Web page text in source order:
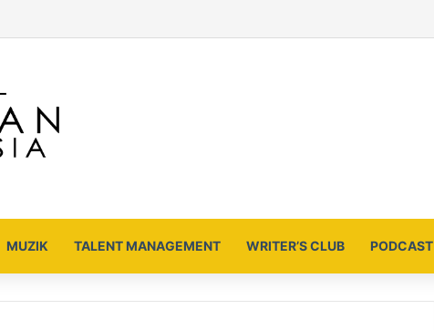
MUZIK TALENT MANAGEMENT WRITER’S CLUB PODCAST